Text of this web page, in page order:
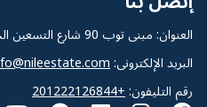
العنوان: مبنى توب 90 شارع التسعين الجنوبى - القاهرة الجديدة
البريد الإلكترونى:
رقم التليفون: +201222126844